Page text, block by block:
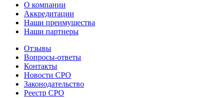
О компании
Аккредитации
Наши преимущества
Наши партнеры
Отзывы
Вопросы-ответы
Контакты
Новости СРО
Законодательство
Реестр СРО